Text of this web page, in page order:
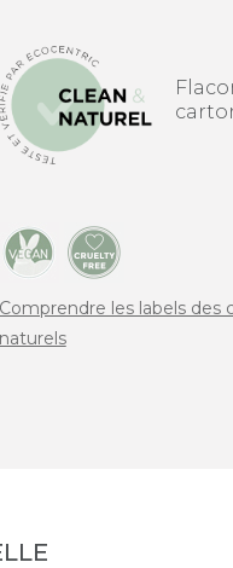
les labels des